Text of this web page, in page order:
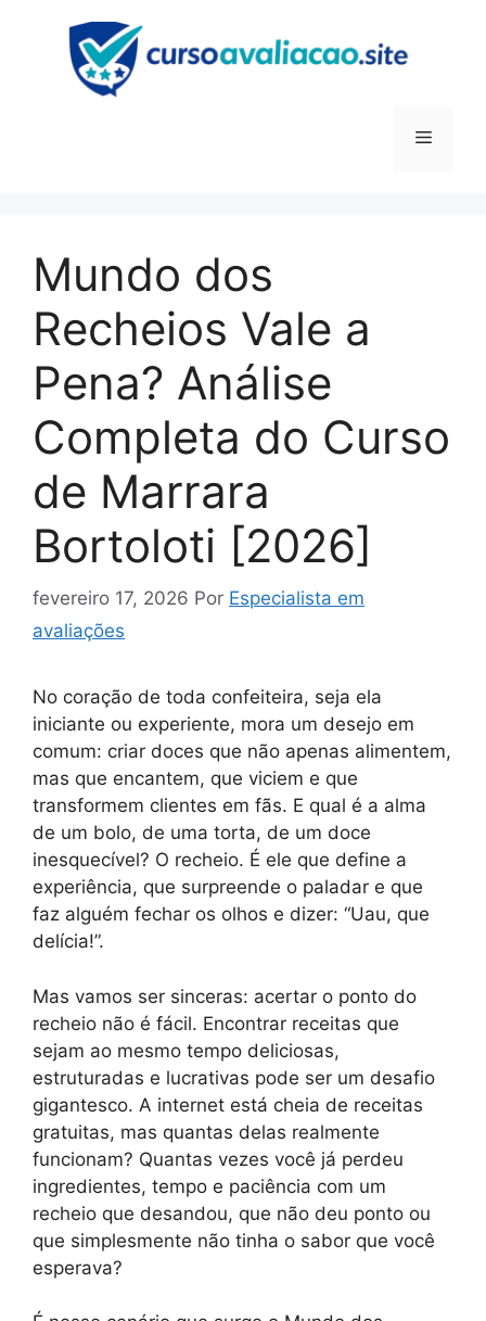
Menu
Mundo dos
Recheios Vale a
Pena? Análise
Completa do Curso
de Marrara
Bortoloti [2026]
fevereiro 17, 2026 Por Especialista em
avaliações
No coração de toda confeiteira, seja ela
iniciante ou experiente, mora um desejo em
comum: criar doces que não apenas alimentem,
mas que encantem, que viciem e que
transformem clientes em fãs. E qual é a alma
de um bolo, de uma torta, de um doce
inesquecível? O recheio. É ele que define a
experiência, que surpreende o paladar e que
faz alguém fechar os olhos e dizer: “Uau, que
delícia!”.
Mas vamos ser sinceras: acertar o ponto do
recheio não é fácil. Encontrar receitas que
sejam ao mesmo tempo deliciosas,
estruturadas e lucrativas pode ser um desafio
gigantesco. A internet está cheia de receitas
gratuitas, mas quantas delas realmente
funcionam? Quantas vezes você já perdeu
ingredientes, tempo e paciência com um
recheio que desandou, que não deu ponto ou
que simplesmente não tinha o sabor que você
esperava?